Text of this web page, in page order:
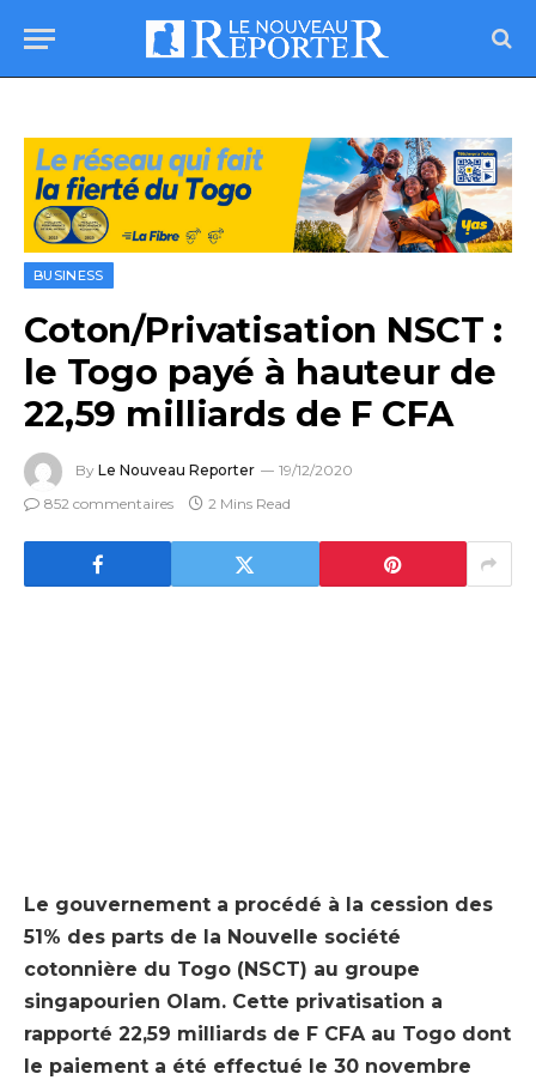
BUSINESS
Coton/Privatisation NSCT :
le Togo payé à hauteur de
22,59 milliards de F CFA
By Le Nouveau Reporter
19/12/2020
852 commentaires
2 Mins Read
Le gouvernement a procédé à la cession des
51% des parts de la Nouvelle société
cotonnière du Togo (NSCT) au groupe
singapourien Olam. Cette privatisation a
rapporté 22,59 milliards de F CFA au Togo dont
le paiement a été effectué le 30 novembre